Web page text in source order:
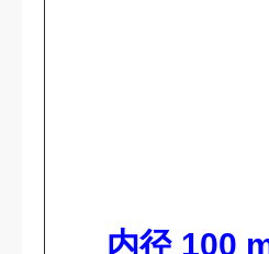
内径 100